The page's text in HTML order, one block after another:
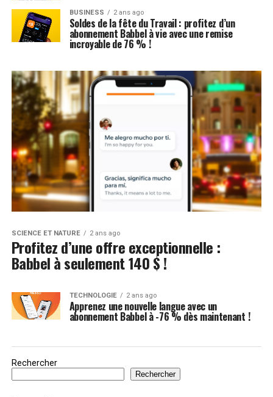
BUSINESS 2 ans ago
Soldes de la fête du Travail : profitez d’un
abonnement Babbel à vie avec une remise
incroyable de 76 % !
SCIENCE ET NATURE 2 ans ago
Profitez d’une offre exceptionnelle :
Babbel à seulement 140 $ !
TECHNOLOGIE 2 ans ago
Apprenez une nouvelle langue avec un
abonnement Babbel à -76 % dès maintenant !
Rechercher
Rechercher